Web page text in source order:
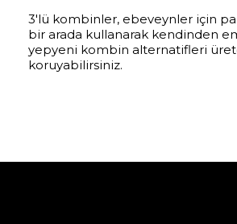
3'lü kombinler, ebeveynler için
bir arada kullanarak kendinden
yepyeni kombin alternatifleri
koruyabilirsiniz.